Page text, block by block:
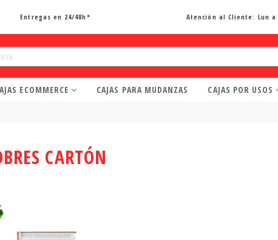
Entregas en 24/48h* Atención al Cliente: Lun
ECOMMERCE CAJAS PARA MUDANZAS CAJAS POR USOS
CARTÓN